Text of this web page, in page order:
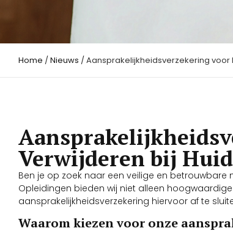
Home /Nieuws / Aansprakelijkheidsverzekering
Verwijderen bij
Ben je op zoek naar een veilige en
Opleidingen bieden wij niet alleen
aansprakelijkheidsverzekering hiervoor af te
Waarom kiezen voor onze